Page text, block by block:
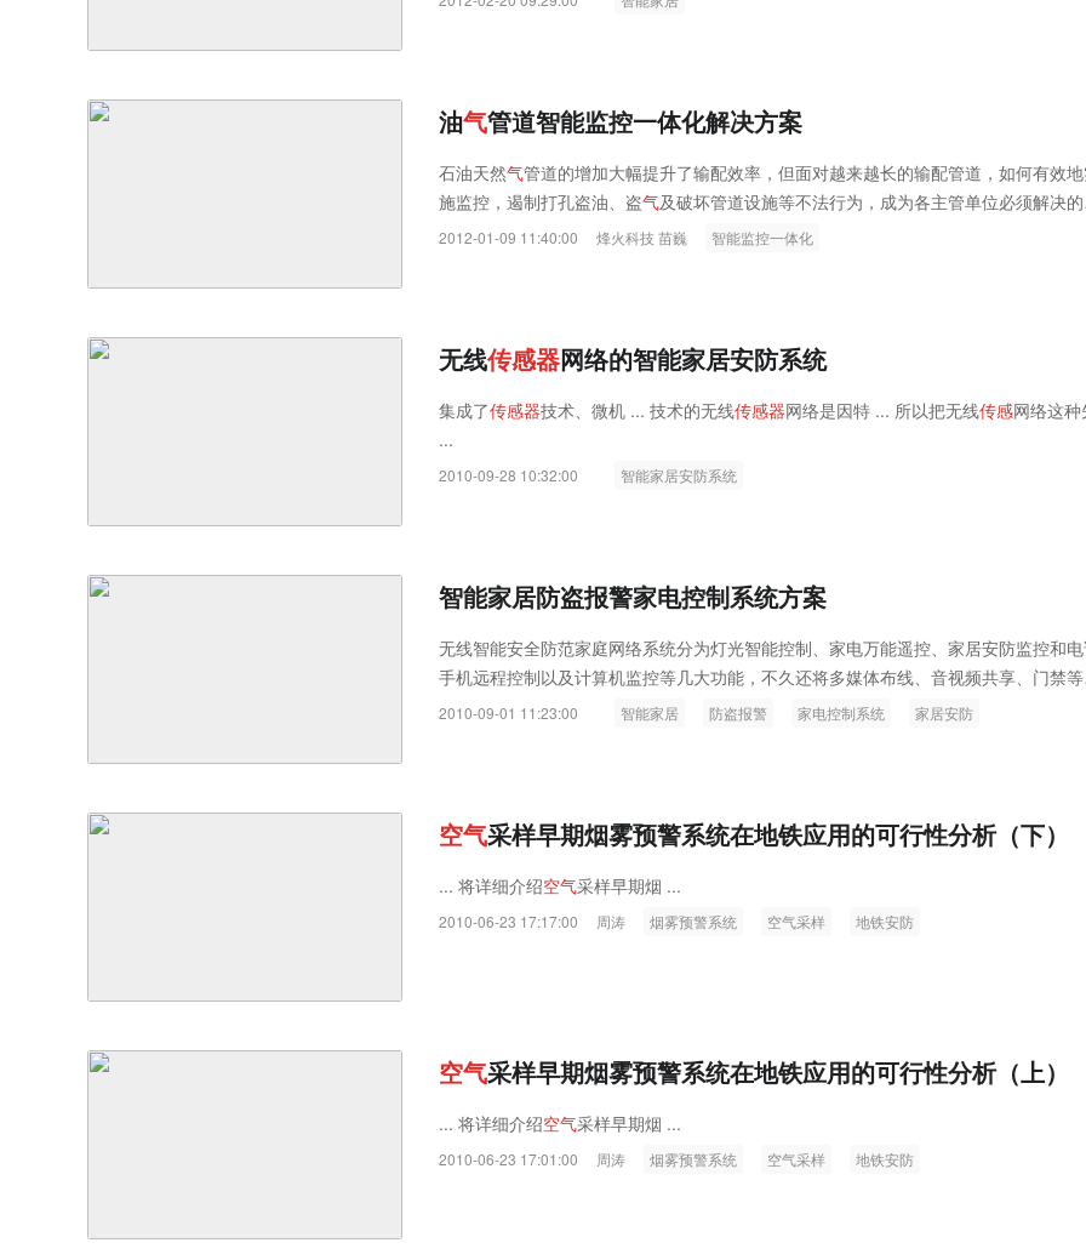
油气管道智能监控一体化解决方案
石油天然气管道的增加大幅提升了输配效率，但面对越来越长的输配管道，如何有效
施监控，遏制打孔盗油、盗气及破坏管道设施等不法行为，成为各主管单位必须解决
题...
2012-01-09 11:40:00 烽火科技 苗巍 智能监控一体化
无线传感器网络的智能家居安防系统
集成了传感器技术、微机 ... 技术的无线传感器网络是因特 ... 所以把无线传感网络这种
...
2010-09-28 10:32:00 智能家居安防系统
智能家居防盗报警家电控制系统方案
无线智能安全防范家庭网络系统分为灯光智能控制、家电万能遥控、家居安防监控和
手机远程控制以及计算机监控等几大功能，不久还将多媒体布线、音视频共享、门禁
起完全融入系统之中。
2010-09-01 11:23:00 智能家居 防盗报警 家电控制系统 家居安防
空气采样早期烟雾预警系统在地铁应用的可行性分析（下）
... 将详细介绍空气采样早期烟 ...
2010-06-23 17:17:00 周涛 烟雾预警系统 空气采样 地铁安防
空气采样早期烟雾预警系统在地铁应用的可行性分析（上）
... 将详细介绍空气采样早期烟 ...
2010-06-23 17:01:00 周涛 烟雾预警系统 空气采样 地铁安防